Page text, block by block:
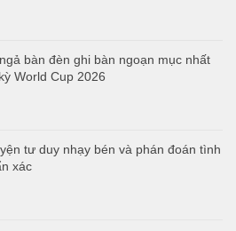
bàn đèn ghi bàn ngoạn mục nhất
World Cup 2026
tư duy nhạy bén và phán đoán tình
xác